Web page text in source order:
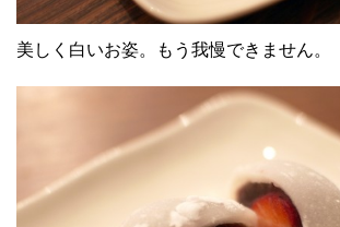
美しく白いお姿。もう我慢できません。